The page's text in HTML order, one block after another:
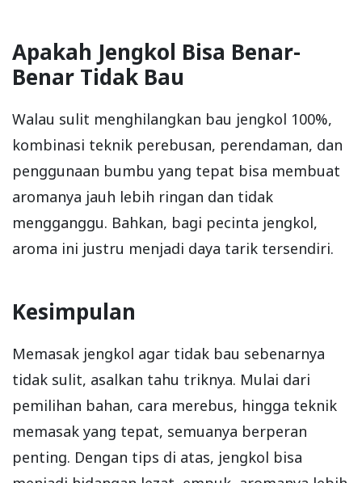
Apakah Jengkol Bisa Benar-
Benar Tidak Bau
Walau sulit menghilangkan bau jengkol 100%,
kombinasi teknik perebusan, perendaman, dan
penggunaan bumbu yang tepat bisa membuat
aromanya jauh lebih ringan dan tidak
mengganggu. Bahkan, bagi pecinta jengkol,
aroma ini justru menjadi daya tarik tersendiri.
Kesimpulan
Memasak jengkol agar tidak bau sebenarnya
tidak sulit, asalkan tahu triknya. Mulai dari
pemilihan bahan, cara merebus, hingga teknik
memasak yang tepat, semuanya berperan
penting. Dengan tips di atas, jengkol bisa